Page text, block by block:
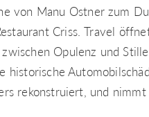
von Manu Ostner zum
Criss. Travel
zwischen Opulenz und
historische
rekonstruiert, und